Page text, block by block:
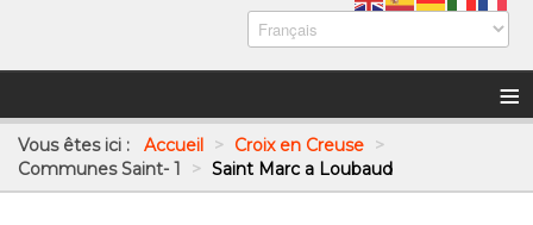
≡
Vous êtes ici : Accueil > Croix en Creuse >
Communes Saint- 1
> Saint Marc a Loubaud